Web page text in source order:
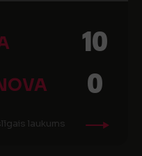
10
0
laukums